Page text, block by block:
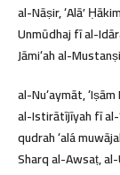
al-Nāṣir, ʻAlāʼ
Unmūdhaj fī al-
Jāmiʻah al-
al-Nuʻaymāt,
al-Istirātījīyah fī al-
qudrah ʻalá
Sharq al-Awsaṭ,